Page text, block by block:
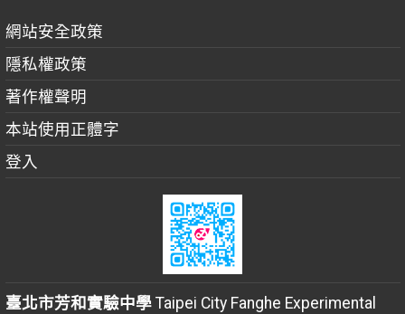
網站安全政策
隱私權政策
著作權聲明
本站使用正體字
登入
臺北市芳和實驗中學Taipei City Fanghe Experimental